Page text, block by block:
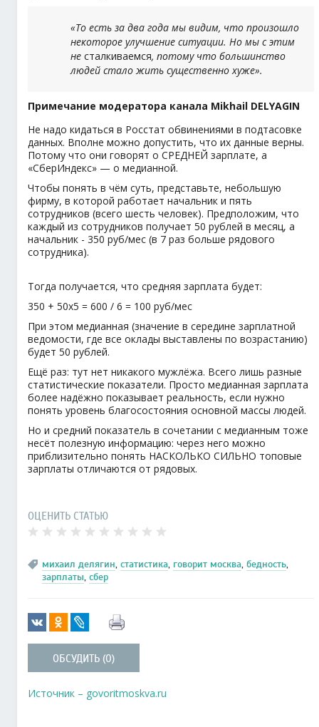
«То есть за два года мы видим, что произошло
некоторое улучшение ситуации. Но мы с этим
не сталкиваемся, потому что большинство
людей стало жить существенно хуже».
Примечание модератора канала Mikhail DELYAGIN
Не надо кидаться в Росстат обвинениями в подтасовке
данных. Вполне можно допустить, что их данные верны.
Потому что они говорят о СРЕДНЕЙ зарплате, а
«СберИндекс» — о медианной.
Чтобы понять в чём суть, представьте, небольшую
фирму, в которой работает начальник и пять
сотрудников (всего шесть человек). Предположим, что
каждый из сотрудников получает 50 рублей в месяц, а
начальник - 350 руб/мес (в 7 раз больше рядового
сотрудника).
Тогда получается, что средняя зарплата будет:
350 + 50х5 = 600 / 6 = 100 руб/мес
При этом медианная (значение в середине зарплатной
ведомости, где все оклады выставлены по возрастанию)
будет 50 рублей.
Ещё раз: тут нет никакого мужлёжа. Всего лишь разные
статистические показатели. Просто медианная зарплата
более надёжно показывает реальность, если нужно
понять уровень благосостояния основной массы людей.
Но и средний показатель в сочетании с медианным тоже
несёт полезную информацию: через него можно
приблизительно понять НАСКОЛЬКО СИЛЬНО топовые
зарплаты отличаются от рядовых.
ОЦЕНИТЬ СТАТЬЮ
михаил делягин, статистика, говорит москва, бедность,
зарплаты, сбер
ОБСУДИТЬ (0)
Источник – govoritmoskva.ru